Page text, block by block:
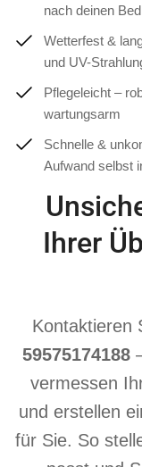
nach deinen
Wetterfest &
und UV-
Pflegeleicht –
wartungsarm
Schnelle &
Aufwand selbst
Ihrer
Kontaktieren
59575174188
vermessen
und erstellen
für Sie. So